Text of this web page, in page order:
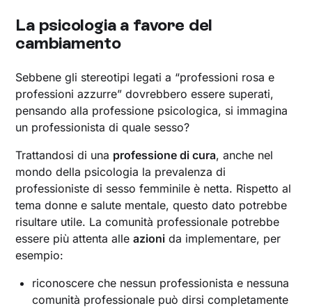
La psicologia a favore del
cambiamento
Sebbene gli stereotipi legati a “professioni rosa e
professioni azzurre” dovrebbero essere superati,
pensando alla professione psicologica, si immagina
un professionista di quale sesso?
Trattandosi di una professione di cura, anche nel
mondo della psicologia la prevalenza di
professioniste di sesso femminile è netta. Rispetto al
tema donne e salute mentale, questo dato potrebbe
risultare utile. La comunità professionale potrebbe
essere più attenta alleazioni da implementare, per
esempio:
riconoscere che nessun professionista e nessuna
comunità professionale può dirsi completamente